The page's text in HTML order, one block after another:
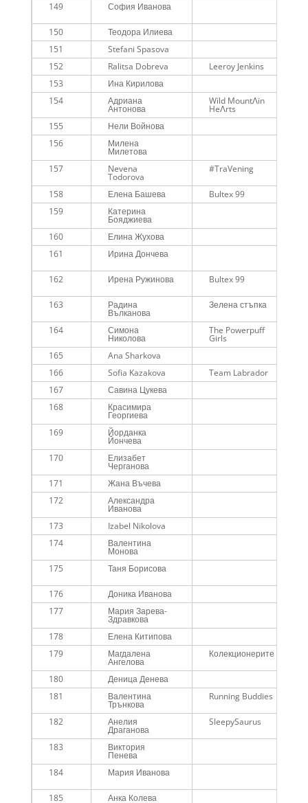
149
София Иванова
150
Теодора Илиева
151
Stefani Spasova
152
Ralitsa Dobreva Leeroy Jenkins
153
Ина Кирилова
154
Адриана
Антонова
Wild MountɅin
HeɅrts
155 Нели Войнова
156
Милена
Милетова
157 Nevena
Todorova
#TraVening
158 Елена Башева Bultex 99
159
Катерина
Бояджиева
160 Елина Жухова
161
Ирина Дончева
162
Ирена Ружинова Bultex 99
163
Радина
Вълканова
Зелена стъпка
164 Симона
Николова
The Powerpuff
Girls
165 Ana Sharkova
166
Sofia Kazakova Team Labrador
167
Савина Цукева
168
Красимира
Георгиева
169 Йорданка
Йончева
170 Елизабет
Черганова
171 Жана Въчева
172
Александра
Иванова
173 Izabel Nikolova
174
Валентина
Монова
175 Таня Борисова
176
Доника Иванова
177
Мария Зарева-
Здравкова
178
Елена Китипова
179
Магдалена
Ангелова
Колекционерите
180
Деница Денева
181
Валентина
Трънкова
Running Buddies
182 Анелия
Драганова
SleepySaurus
183 Виктория
Пенева
184 Мария Иванова
185
Анка Колева